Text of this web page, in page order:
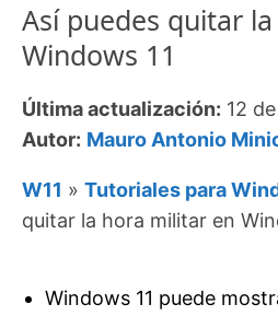
Así puedes quitar
Windows 11
Última actualización: 12
Autor: Mauro Antonio
W11 » Tutoriales para
quitar la hora militar en
Windows 11 puede